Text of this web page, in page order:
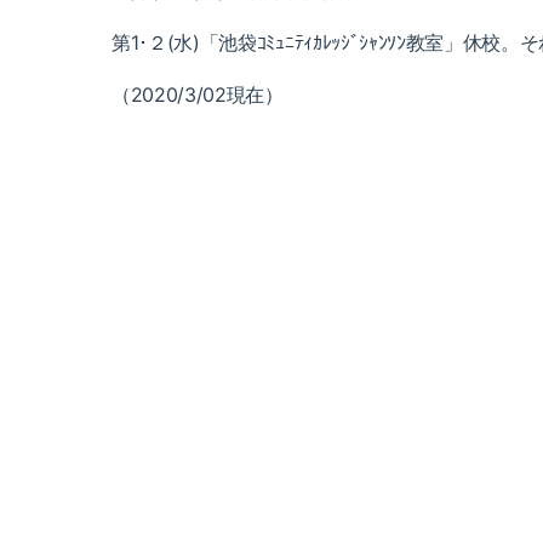
第1･２(水)「池袋ｺﾐｭﾆﾃｨｶﾚｯｼﾞｼｬﾝｿﾝ教室」休校。
（2020/3/02現在）